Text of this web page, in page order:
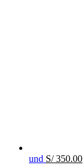
und S/350.00